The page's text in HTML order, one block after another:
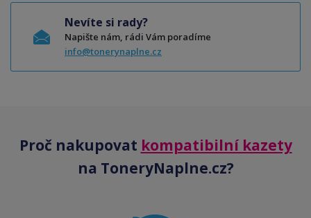
Nevíte si rady?
Napište nám, rádi Vám poradíme
info@tonerynaplne.cz
Proč nakupovat kompatibilní kazety
na ToneryNaplne.cz?